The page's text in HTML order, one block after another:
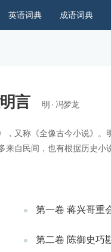
成语词典
英语词典
言 明 · 冯梦龙
，又称《全像古今小说》
自民间，也有根据历史小
第一卷 蒋兴哥重
第二卷 陈御史巧